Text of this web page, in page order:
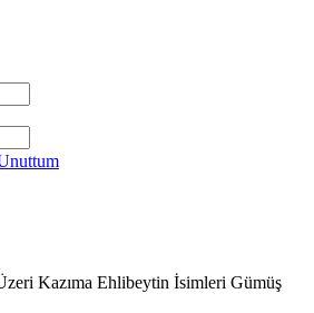
Kazıma Ehlibeytin İsimleri Gümüş